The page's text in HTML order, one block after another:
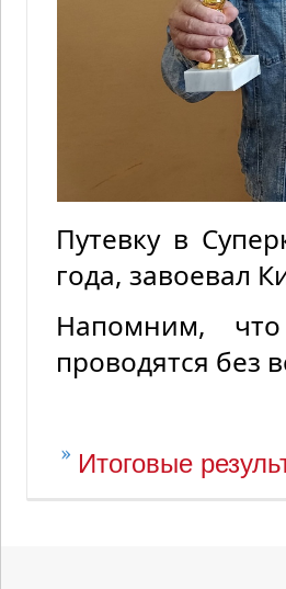
Путевку в
года, завоевал
Напомним,
проводятся без
Итоговые